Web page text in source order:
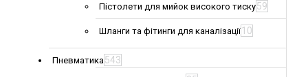
Пістолети для мийок високого тиску59
Шланги та фітинги для каналізації 10
Пневматика543